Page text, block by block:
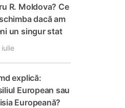
R. Moldova? Ce
dacă am
un singur stat
explică:
European sau
Europeană?